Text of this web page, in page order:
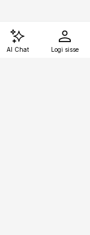
AI Chat Logi sisse